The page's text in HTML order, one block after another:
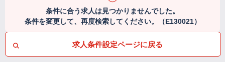
条件に合う求人は見つかりませんでした。
条件を変更して、再度検索してください。（E130021）
求人条件設定ページに戻る